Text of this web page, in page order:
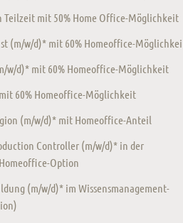
Teilzeit mit 50% Home Office-Möglichkeit
(m/w/d)* mit 60% Homeoffice-
w/d)* mit 60% Homeoffice-Möglichkeit
60% Homeoffice-Möglichkeit
(m/w/d)* mit Homeoffice-Anteil
Controller (m/w/d)* in der
Option
(m/w/d)* im Wissensmanagement-